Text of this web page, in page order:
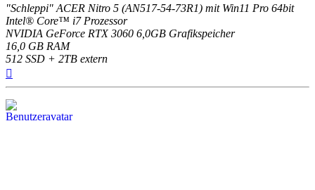
"Schleppi" ACER Nitro 5 (AN517-54-73R1) mit Win11 Pro 64bit
Intel® Core™ i7 Prozessor
NVIDIA GeForce RTX 3060 6,0GB Grafikspeicher
16,0 GB RAM
512 SSD + 2TB extern